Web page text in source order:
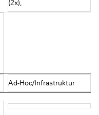
(2x),
Ad-Hoc/Infrastruktur